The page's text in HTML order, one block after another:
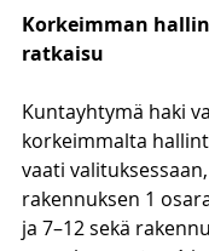
Korkeimman
ratkaisu
Kuntayhtymä haki
korkeimmalta
vaati
rakennuksen 1
ja 7–12 sekä